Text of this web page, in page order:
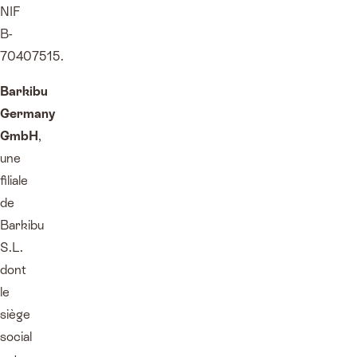
NIF
B-
70407515.
Barkibu
Germany
GmbH ,
une
filiale
de
Barkibu
S.L.
dont
le
siège
social